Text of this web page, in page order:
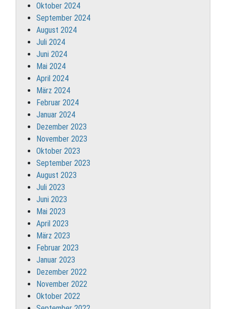
Oktober 2024
September 2024
August 2024
Juli 2024
Juni 2024
Mai 2024
April 2024
März 2024
Februar 2024
Januar 2024
Dezember 2023
November 2023
Oktober 2023
September 2023
August 2023
Juli 2023
Juni 2023
Mai 2023
April 2023
März 2023
Februar 2023
Januar 2023
Dezember 2022
November 2022
Oktober 2022